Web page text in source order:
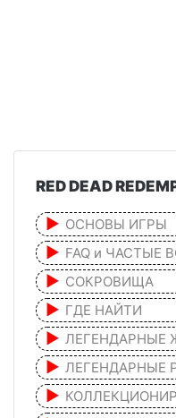
RED DEAD
ОСНОВЫ ИГРЫ
FAQ и ЧАСТЫЕ
СОКРОВИЩА
ГДЕ НАЙТИ
ЛЕГЕНДАРНЫЕ
ЛЕГЕНДАРНЫЕ